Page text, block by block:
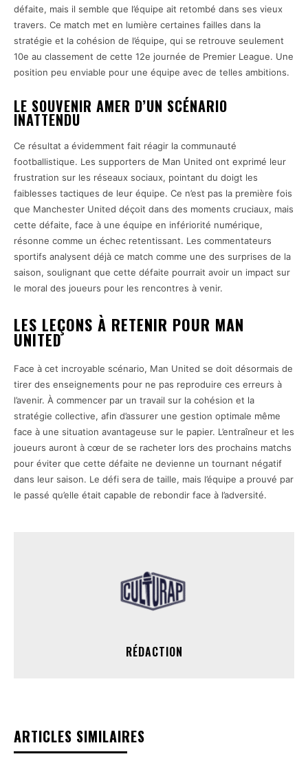
défaite, mais il semble que l’équipe ait retombé dans ses vieux
travers. Ce match met en lumière certaines failles dans la
stratégie et la cohésion de l’équipe, qui se retrouve seulement
10e au classement de cette 12e journée de Premier League. Une
position peu enviable pour une équipe avec de telles ambitions.
LE SOUVENIR AMER D’UN SCÉNARIO
INATTENDU
Ce résultat a évidemment fait réagir la communauté
footballistique. Les supporters de Man United ont exprimé leur
frustration sur les réseaux sociaux, pointant du doigt les
faiblesses tactiques de leur équipe. Ce n’est pas la première fois
que Manchester United déçoit dans des moments cruciaux, mais
cette défaite, face à une équipe en infériorité numérique,
résonne comme un échec retentissant. Les commentateurs
sportifs analysent déjà ce match comme une des surprises de la
saison, soulignant que cette défaite pourrait avoir un impact sur
le moral des joueurs pour les rencontres à venir.
LES LEÇONS À RETENIR POUR MAN
UNITED
Face à cet incroyable scénario, Man United se doit désormais de
tirer des enseignements pour ne pas reproduire ces erreurs à
l’avenir. À commencer par un travail sur la cohésion et la
stratégie collective, afin d’assurer une gestion optimale même
face à une situation avantageuse sur le papier. L’entraîneur et les
joueurs auront à cœur de se racheter lors des prochains matchs
pour éviter que cette défaite ne devienne un tournant négatif
dans leur saison. Le défi sera de taille, mais l’équipe a prouvé par
le passé qu’elle était capable de rebondir face à l’adversité.
RÉDACTION
ARTICLES SIMILAIRES